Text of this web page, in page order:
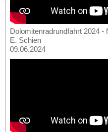
Dolomitenradrundfahrt 2024
E. Schien
09.06.2024